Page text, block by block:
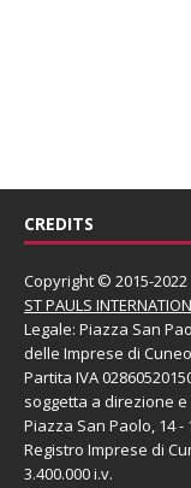
CREDITS
Copyright © 2015-
ST PAULS
Legale: Piazza San
delle Imprese di
Partita IVA
soggetta a direzione
Piazza San Paolo, 14 -
Registro Imprese di
3.400.000 i.v.